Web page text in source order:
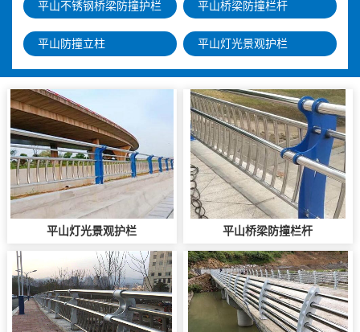
平山不锈钢桥梁防撞护栏 平山桥梁防撞栏杆
平山防撞立柱 平山灯光景观护栏
平山灯光景观护栏 平山桥梁防撞栏杆